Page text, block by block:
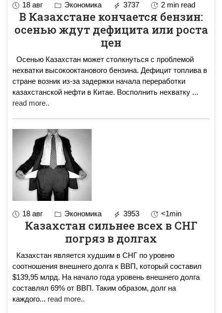
18 авг Экономика 3737 2 min read
В Казахстане кончается бензин:
осенью ждут дефицита или роста
цен
Осенью Казахстан может столкнуться с проблемой
нехватки высокооктанового бензина. Дефицит топлива в
стране возник из-за задержки начала переработки
казахстанской нефти в Китае. Восполнить нехватку ...
read more..
18 авг Экономика 3953 <1min
Казахстан сильнее всех в СНГ
погряз в долгах
Казахстан является худшим в СНГ по уровню
соотношения внешнего долга к ВВП, который составил
$139,95 млрд. На начало года уровень внешнего долга
составлял 69% от ВВП. Таким образом, долг на
каждого... read more..